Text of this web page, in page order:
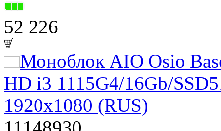
52 226
Моноблок AIO Osio
HD i3 1115G4/16Gb/
1920x1080 (RUS)